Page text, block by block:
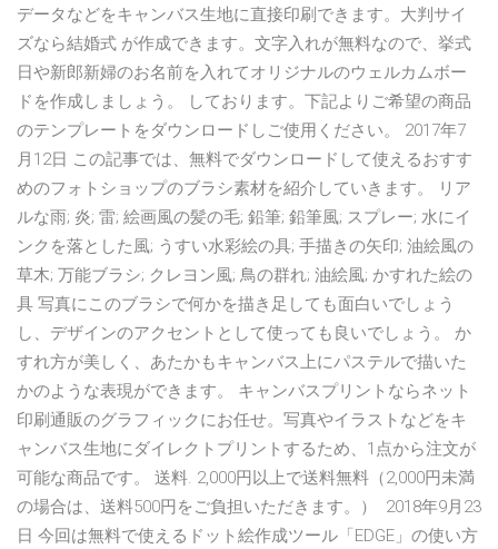
データなどをキャンバス生地に直接印刷できます。大判サイ
ズなら結婚式 が作成できます。文字入れが無料なので、挙式
日や新郎新婦のお名前を入れてオリジナルのウェルカムボー
ドを作成しましょう。 しております。下記よりご希望の商品
のテンプレートをダウンロードしご使用ください。 2017年7
月12日 この記事では、無料でダウンロードして使えるおすす
めのフォトショップのブラシ素材を紹介していきます。 リア
ルな雨; 炎; 雷; 絵画風の髪の毛; 鉛筆; 鉛筆風; スプレー; 水にイ
ンクを落とした風; うすい水彩絵の具; 手描きの矢印; 油絵風の
草木; 万能ブラシ; クレヨン風; 鳥の群れ; 油絵風; かすれた絵の
具 写真にこのブラシで何かを描き足しても面白いでしょう
し、デザインのアクセントとして使っても良いでしょう。 か
すれ方が美しく、あたかもキャンバス上にパステルで描いた
かのような表現ができます。 キャンバスプリントならネット
印刷通販のグラフィックにお任せ。写真やイラストなどをキ
ャンバス生地にダイレクトプリントするため、1点から注文が
可能な商品です。 送料. 2,000円以上で送料無料（2,000円未満
の場合は、送料500円をご負担いただきます。） 2018年9月23
日 今回は無料で使えるドット絵作成ツール「EDGE」の使い方